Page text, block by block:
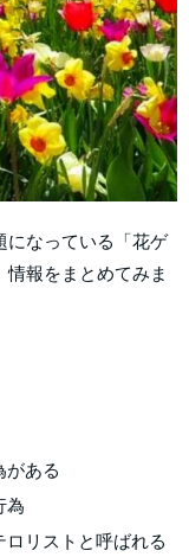
になっている「花ゲ
情報をまとめてみま
がある
為
リストと呼ばれる